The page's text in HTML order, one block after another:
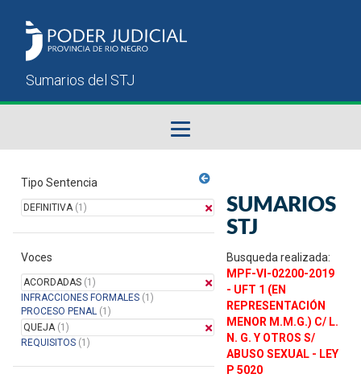
Sumarios del STJ
Manual del Usuario
Tipo Sentencia
DEFINITIVA(1)
Voces
ACORDADAS (1)
INFRACCIONES FORMALES (1)
PROCESO PENAL (1)
QUEJA(1)
REQUISITOS (1)
SUMARIOS
STJ
Busqueda realizada:
MPF-VI-02200-2019
- UFT 1 (EN
REPRESENTACIÓN
MENOR M.M.G.) C/ L.
N. G. Y OTROS S/
ABUSO SEXUAL - LEY
P 5020